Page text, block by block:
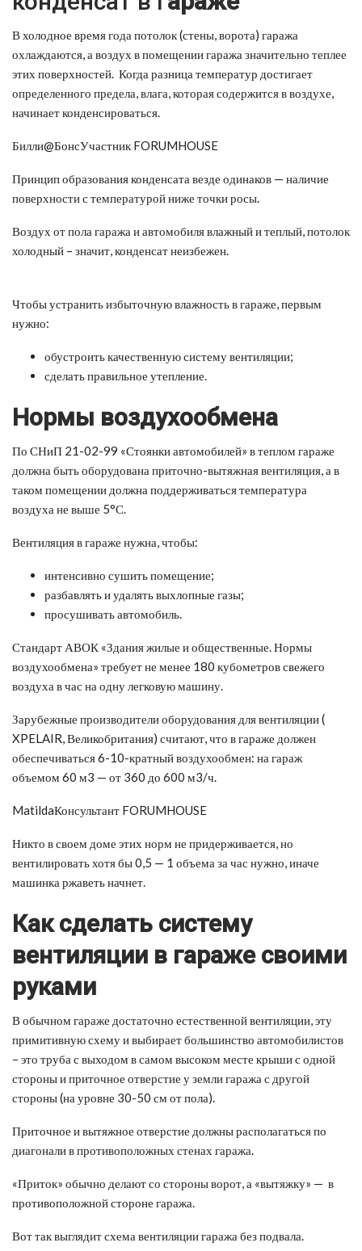
В холодное время года потолок (стены, ворота) гаража
охлаждаются, а воздух в помещении гаража значительно теплее
этих поверхностей. Когда разница температур достигает
определенного предела, влага, которая содержится в воздухе,
начинает конденсироваться.
Билли@БонсУчастник FORUMHOUSE
Принцип образования конденсата везде одинаков — наличие
поверхности с температурой ниже точки росы.
Воздух от пола гаража и автомобиля влажный и теплый, потолок
холодный – значит, конденсат неизбежен.
Чтобы устранить избыточную влажность в гараже, первым
нужно:
обустроить качественную систему вентиляции;
сделать правильное утепление.
Нормы воздухообмена
По СНиП 21-02-99 «Стоянки автомобилей» в теплом гараже
должна быть оборудована приточно-вытяжная вентиляция, а в
таком помещении должна поддерживаться температура
воздуха не выше 5°С.
Вентиляция в гараже нужна, чтобы:
интенсивно сушить помещение;
разбавлять и удалять выхлопные газы;
просушивать автомобиль.
Стандарт АВОК «Здания жилые и общественные. Нормы
воздухообмена» требует не менее 180 кубометров свежего
воздуха в час на одну легковую машину.
Зарубежные производители оборудования для вентиляции (
XPELAIR, Великобритания) считают, что в гараже должен
обеспечиваться 6-10-кратный воздухообмен: на гараж
объемом 60 м3 — от 360 до 600 м3/ч.
MatildaКонсультант FORUMHOUSE
Никто в своем доме этих норм не придерживается, но
вентилировать хотя бы 0,5 — 1 объема за час нужно, иначе
машинка ржаветь начнет.
Как сделать систему
вентиляции в гараже своими
руками
В обычном гараже достаточно естественной вентиляции, эту
примитивную схему и выбирает большинство автомобилистов
– это труба с выходом в самом высоком месте крыши с одной
стороны и приточное отверстие у земли гаража с другой
стороны (на уровне 30-50 см от пола).
Приточное и вытяжное отверстие должны располагаться по
диагонали в противоположных стенах гаража.
«Приток» обычно делают со стороны ворот, а «вытяжку» — в
противоположной стороне гаража.
Вот так выглядит схема вентиляции гаража без подвала.